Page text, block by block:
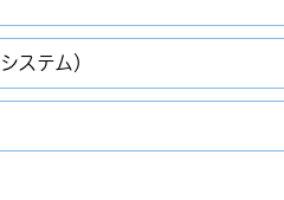
ステム）